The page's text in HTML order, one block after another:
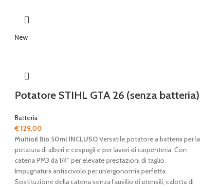
New
Potatore STIHL GTA 26 (senza batteria)
Batteria
€129,00
Multioil Bio 50ml INCLUSOVersatile potatore a batteria per la
potatura di alberi e cespugli e per lavori di carpenteria. Con
catena PM3 da 1/4" per elevate prestazioni di taglio.
Impugnatura antiscivolo per un’ergonomia perfetta.
Sostituzione della catena senza l’ausilio di utensili, calotta di